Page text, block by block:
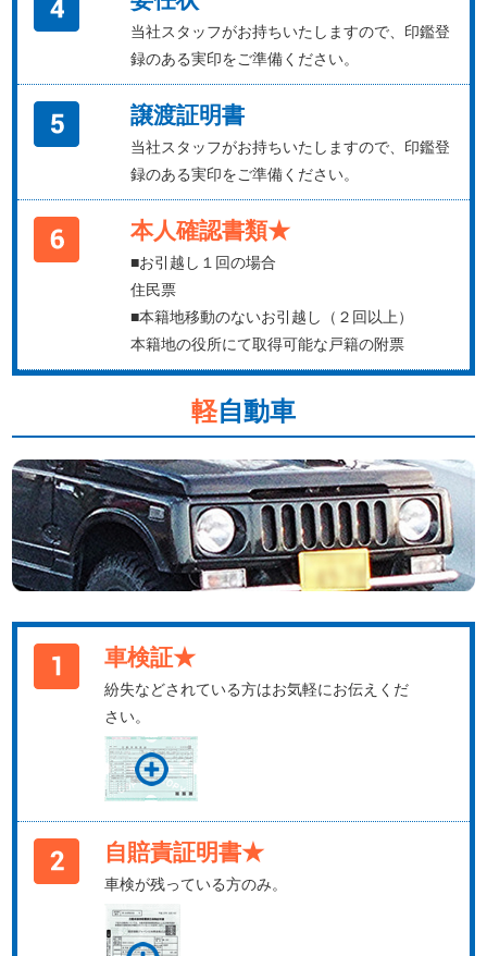
当社スタッフがお持ちいたしますので、印鑑登
録のある実印をご準備ください。
譲渡証明書
当社スタッフがお持ちいたしますので、印鑑登
録のある実印をご準備ください。
本人確認書類★
■お引越し１回の場合
住民票
■本籍地移動のないお引越し（２回以上）
本籍地の役所にて取得可能な戸籍の附票
軽自動車
車検証★
紛失などされている方はお気軽にお伝えくだ
さい。
自賠責証明書★
車検が残っている方のみ。